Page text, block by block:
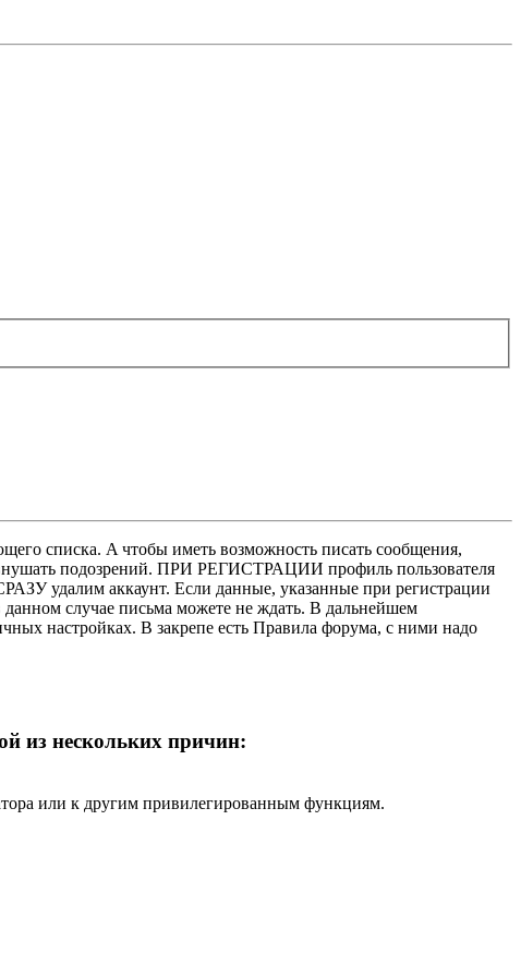
списка. A чтобы иметь возможность писать сообщения,
подозрений. ПРИ РЕГИСТРАЦИИ профиль пользователя
удалим аккаунт. Если данные, указанные при регистрации
случае письма можете не ждать. В дальнейшем
настройках. В закрепе есть Правила форума, с ними надо
из нескольких причин:
или к другим привилегированным функциям.